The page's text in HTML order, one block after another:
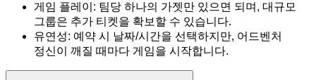
게임 플레이: 팀당 하나의 가젯만 있으면 되며, 대규모
그룹은 추가 티켓을 확보할 수 있습니다.
유연성: 예약 시 날짜/시간을 선택하지만, 어드벤처
정신이 깨질 때마다 게임을 시작합니다.